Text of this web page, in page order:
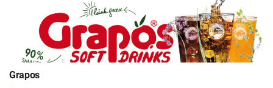
Grapos